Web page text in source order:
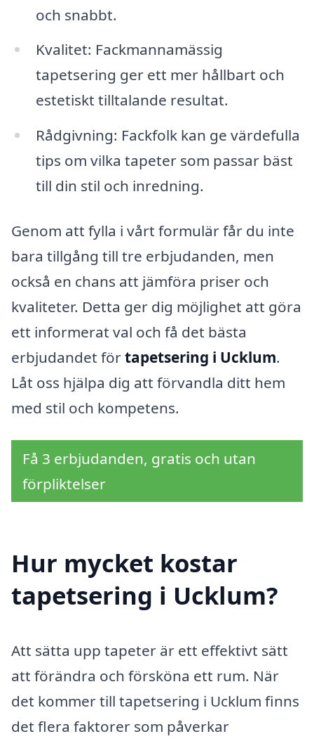
och snabbt.
Kvalitet: Fackmannamässig
tapetsering ger ett mer hållbart och
estetiskt tilltalande resultat.
Rådgivning: Fackfolk kan ge värdefulla
tips om vilka tapeter som passar bäst
till din stil och inredning.
Genom att fylla i vårt formulär får du inte
bara tillgång till tre erbjudanden, men
också en chans att jämföra priser och
kvaliteter. Detta ger dig möjlighet att göra
ett informerat val och få det bästa
erbjudandet förtapetsering i Ucklum.
Låt oss hjälpa dig att förvandla ditt hem
med stil och kompetens.
Få 3 erbjudanden, gratis och utan
förpliktelser
Hur mycket kostar
tapetsering i Ucklum?
Att sätta upp tapeter är ett effektivt sätt
att förändra och försköna ett rum. När
det kommer till tapetsering i Ucklum finns
det flera faktorer som påverkar